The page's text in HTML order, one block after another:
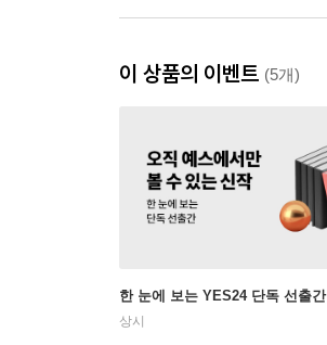
이 상품의 이벤트 (5개)
한 눈에 보는 YES24 단독 선출간
상시